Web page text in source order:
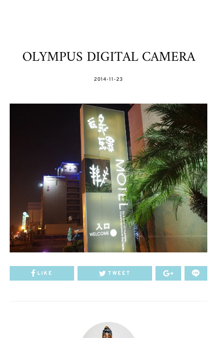
OLYMPUS DIGITAL CAMERA
POSTED
2014-11-23
LIKE TWEET